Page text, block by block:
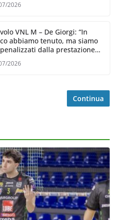
2026
VNL M – De Giorgi: “In
abbiamo tenuto, ma siamo
dalla prestazione
2026
Continua